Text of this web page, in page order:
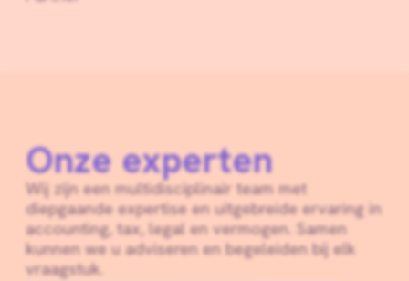
Onze experten
Wij zijn een multidisciplinair team met
diepgaande expertise en uitgebreide ervaring in
accounting, tax, legal en vermogen. Samen
kunnen we u adviseren en begeleiden bij elk
vraagstuk.